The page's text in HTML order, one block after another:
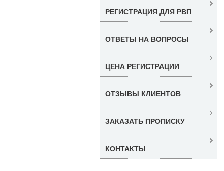
РЕГИСТРАЦИЯ ДЛЯ РВП
ОТВЕТЫ НА ВОПРОСЫ
ЦЕНА РЕГИСТРАЦИИ
ОТЗЫВЫ КЛИЕНТОВ
ЗАКАЗАТЬ ПРОПИСКУ
КОНТАКТЫ